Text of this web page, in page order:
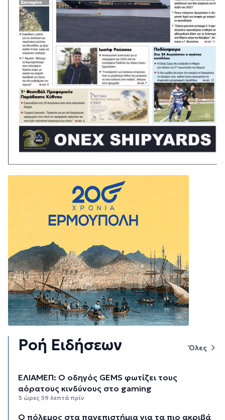
Ροή Ειδήσεων Όλες
ΕΛΙΑΜΕΠ: Ο οδηγός GEMS φωτίζει τους
αόρατους κινδύνους στο gaming
3 ώρες 59 λεπτά πρίν
Ο πόλεμος στα πανεπιστήμια για τα πιο ακριβά